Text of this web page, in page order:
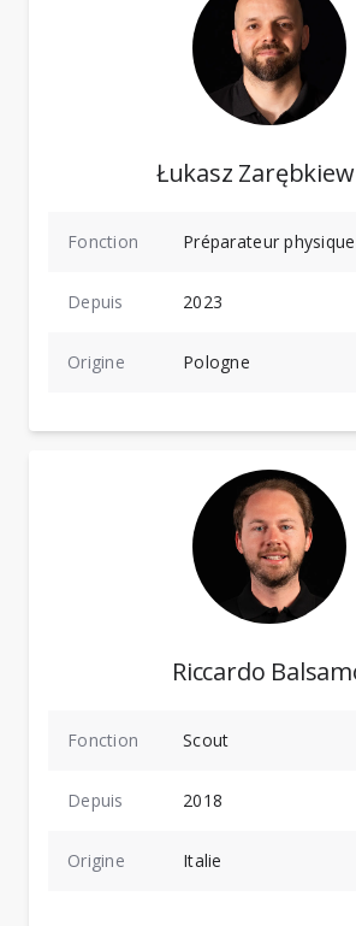
Łukasz
Fonction Préparateur physique
Depuis 2023
Origine Pologne
Riccardo
Fonction Scout
Depuis 2018
Origine Italie